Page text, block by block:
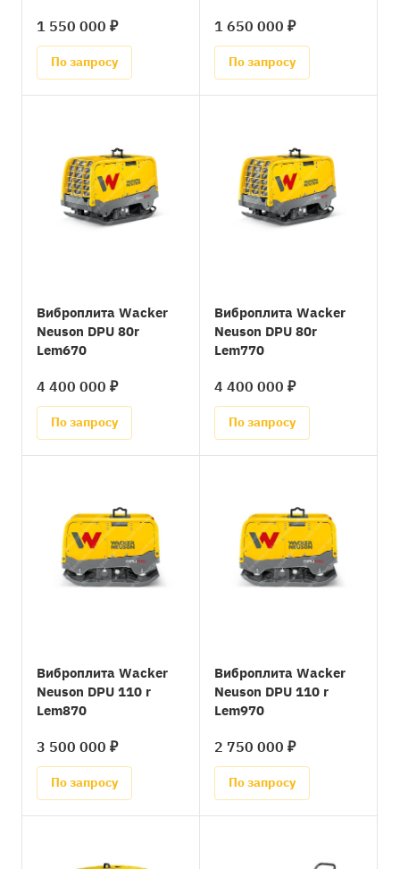
1 550 000 ₽
По запросу
1 650 000 ₽
По запросу
Виброплита Wacker
Neuson DPU 80r
Lem670
4 400 000 ₽
По запросу
Виброплита Wacker
Neuson DPU 80r
Lem770
4 400 000 ₽
По запросу
Виброплита Wacker
Neuson DPU 110 r
Lem870
3 500 000 ₽
По запросу
Виброплита Wacker
Neuson DPU 110 r
Lem970
2 750 000 ₽
По запросу